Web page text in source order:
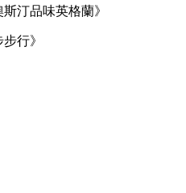
汀品味英格蘭》
行》